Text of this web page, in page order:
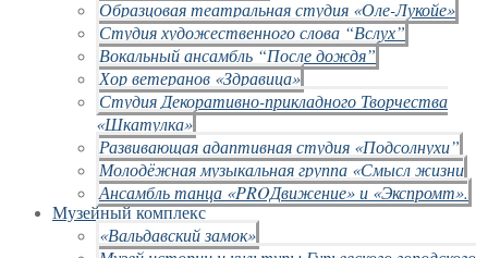
Образцовая театральная студия «Оле-Лукойе»
Студия художественного слова “Вслух”
Вокальный ансамбль “После дождя”
Хор ветеранов «Здравица»
Студия Декоративно-прикладного Творчества
«Шкатулка»
Развивающая адаптивная студия «Подсолнухи”
Молодёжная музыкальная группа «Смысл жизни
Ансамбль танца «PROДвижение» и «Экспромт».
Музейный комплекс
«Вальдавский замок»